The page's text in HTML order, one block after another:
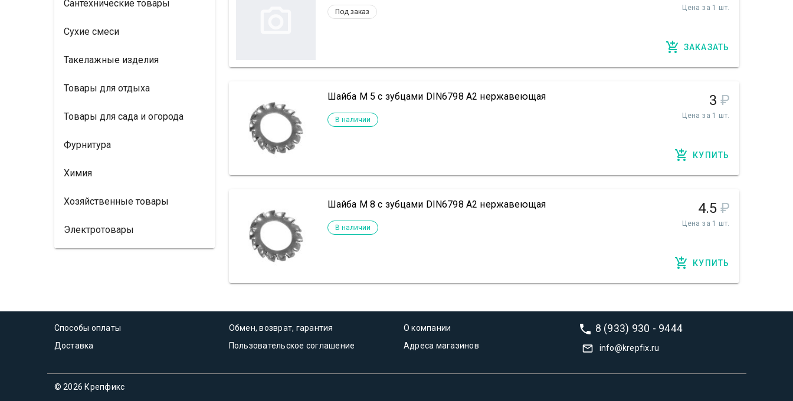
Сантехнические товары
Сухие смеси
Такелажные изделия
Товары для отдыха
Товары для сада и огорода
Фурнитура
Химия
Хозяйственные товары
Электротовары
Под заказ Цена за 1 шт.
ЗАКАЗАТЬ
Шайба М 5 с зубцами DIN6798 А2 нержавеющая
В наличии
3 ₽
Цена за 1 шт.
КУПИТЬ
Шайба М 8 с зубцами DIN6798 А2 нержавеющая
В наличии
4.5 ₽
Цена за 1 шт.
КУПИТЬ
Способы оплаты
Доставка
Обмен, возврат, гарантия
Пользовательское соглашение
О компании
Адреса магазинов
8 (933) 930 - 9444
info@krepfix.ru
© 2026 Крепфикс